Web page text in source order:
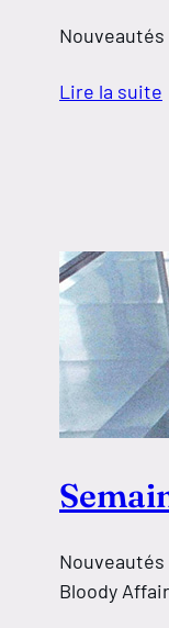
Nouveautés
Lire la suite
Nouveautés
Bloody